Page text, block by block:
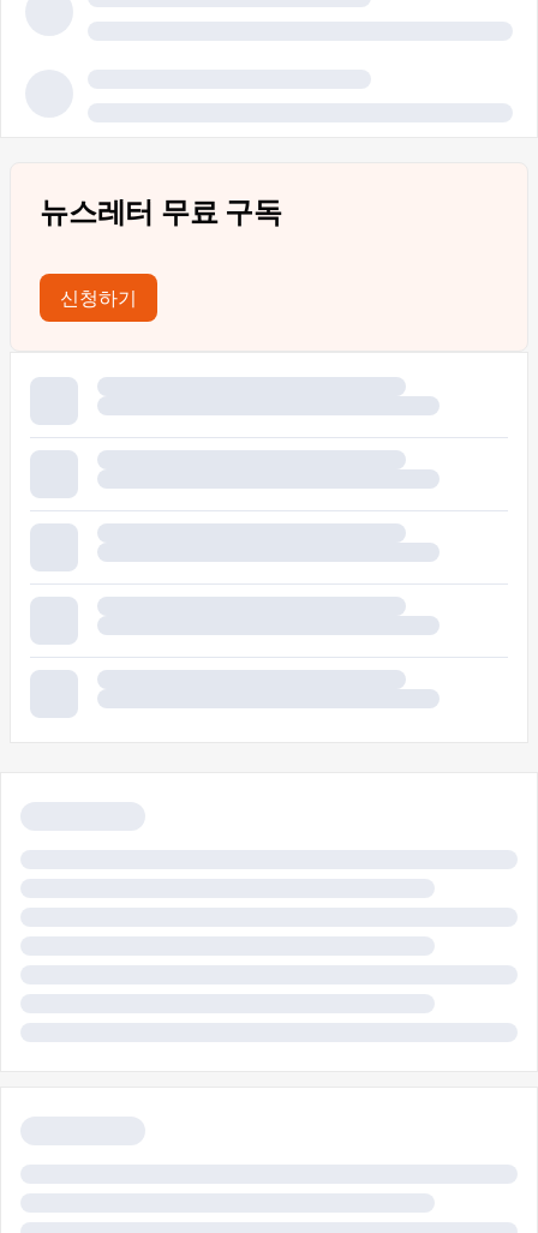
뉴스레터 무료 구독
신청하기